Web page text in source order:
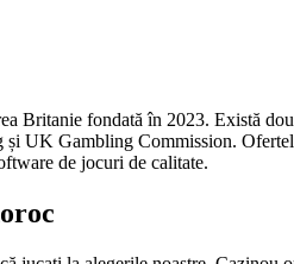
Britanie fondată în 2023. Există
și UK Gambling Commission.
de jocuri de calitate.